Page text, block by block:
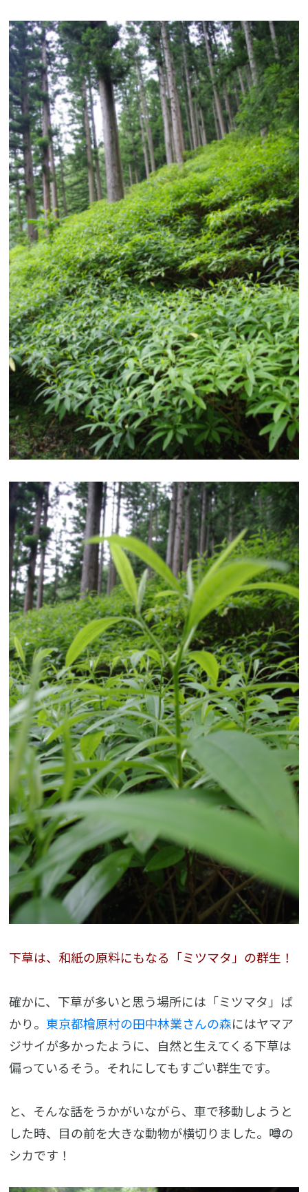
下草は、和紙の原料にもなる「ミツマタ」の群生！
確かに、下草が多いと思う場所には「ミツマタ」ば
かり。 東京都檜原村の田中林業さんの森にはヤマア
ジサイが多かったように、自然と生えてくる下草は
偏っているそう。それにしてもすごい群生です。
と、そんな話をうかがいながら、車で移動しようと
した時、目の前を大きな動物が横切りました。噂の
シカです！